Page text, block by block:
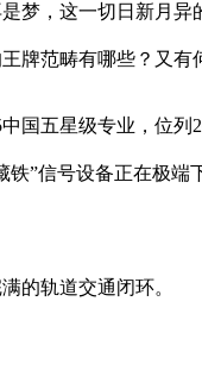
，这一切日新月异
牌范畴有哪些？又有
五星级专业，位列
”信号设备正在极
的轨道交通闭环。